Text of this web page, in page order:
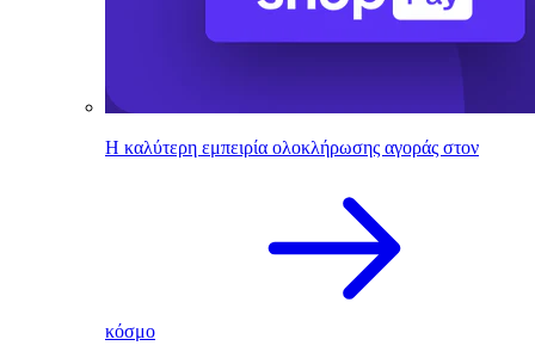
Η καλύτερη εμπειρία ολοκλήρωσης αγοράς στον
κόσμο